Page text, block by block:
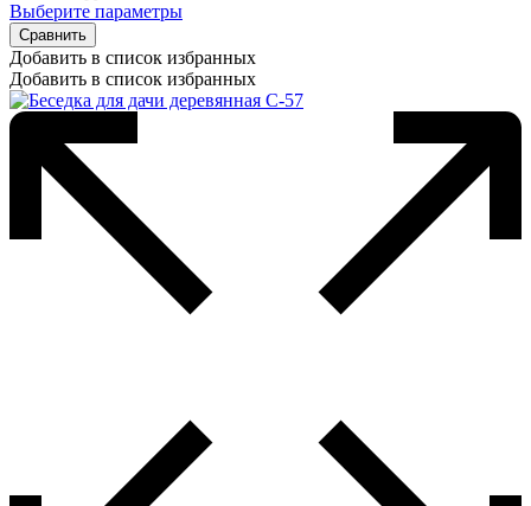
Выберите параметры
Сравнить
Добавить в список избранных
Добавить в список избранных